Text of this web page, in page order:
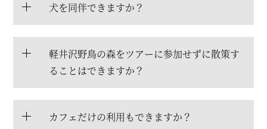
犬を同伴できますか？
軽井沢野鳥の森をツアーに参加せずに散策す
ることはできますか？
カフェだけの利用もできますか？